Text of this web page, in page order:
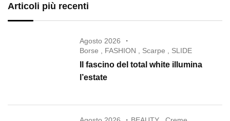
Articoli più recenti
Agosto 2026
Borse
FASHION Scarpe SLIDE
Il fascino del total white illumina
l’estate